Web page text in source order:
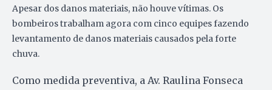
Apesar dos danos materiais, não houve vítimas. Os
bombeiros trabalham agora com cinco equipes fazendo
levantamento de danos materiais causados pela forte
chuva.
Como medida preventiva, a Av. Raulina Fonseca